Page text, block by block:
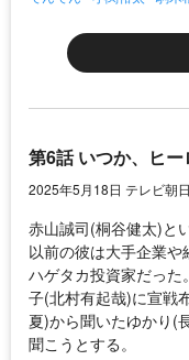
第6話 いつか、ヒー
2025年5月18日 テレビ朝日
赤山誠司(桐谷健太)と
以前の彼は大手企業
ハゲタカ投資家だっ
子(北村有起哉)に宣戦
夏)から聞いたゆかり(
聞こうとする。